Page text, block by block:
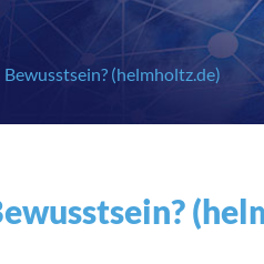
(helmholtz.de)